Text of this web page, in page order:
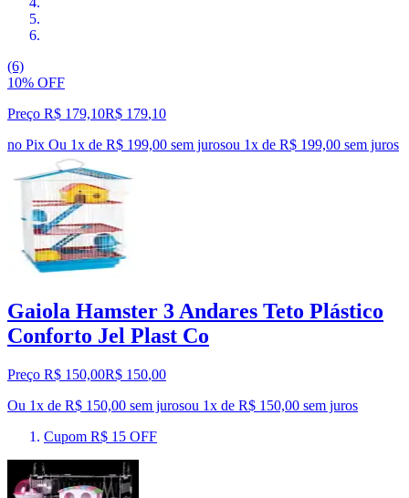
(6)
10% OFF
Preço R$ 179,10R$ 179,10
no Pix Ou 1x de R$ 199,00 sem jurosou 1x de R$ 199,00 sem juros
Gaiola Hamster 3 Andares Teto Plástico
Conforto Jel Plast Co
Preço R$ 150,00R$ 150,00
Ou 1x de R$ 150,00 sem jurosou 1x de R$ 150,00 sem juros
Cupom R$ 15 OFF